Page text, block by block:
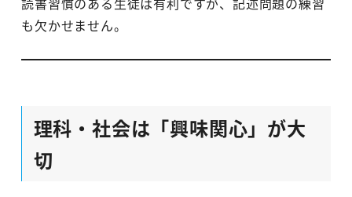
も欠かせません。
理科・社会は「興味関心」が大
切